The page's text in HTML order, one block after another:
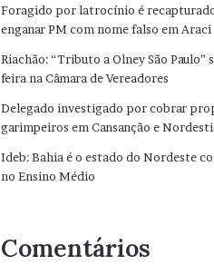
Foragido por latrocínio é
enganar PM com nome falso em Araci
Riachão: “Tributo a Olney São Paulo”
feira na Câmara de Vereadores
Delegado investigado por cobrar
garimpeiros em Cansanção e
Ideb: Bahia é o estado do Nordeste
no Ensino Médio
Comentários